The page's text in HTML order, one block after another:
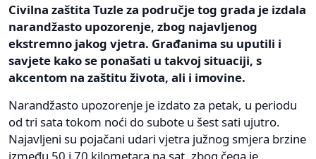
Civilna zaštita Tuzle za područje tog grada je izdala
narandžasto upozorenje, zbog najavljenog
ekstremno jakog vjetra. Građanima su uputili i
savjete kako se ponašati u takvoj situaciji, s
akcentom na zaštitu života, ali i imovine.
Narandžasto upozorenje je izdato za petak, u periodu
od tri sata tokom noći do subote u šest sati ujutro.
Najavljeni su pojačani udari vjetra južnog smjera brzine
između 50 i 70 kilometara na sat, zbog čega je